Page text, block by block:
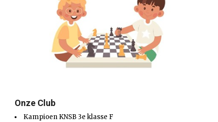
Onze Club
Kampioen KNSB 3e klasse F